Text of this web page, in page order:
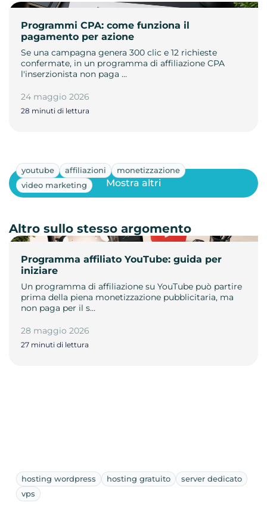
Programmi CPA: come funziona il
pagamento per azione
Se una campagna genera 300 clic e 12 richieste
confermate, in un programma di affiliazione CPA
l'inserzionista non paga …
24 maggio 2026
28 minuti di lettura
youtube affiliazioni
monetizzazione
video marketing
Programma affiliato YouTube: guida per
iniziare
Un programma di affiliazione su YouTube può partire
prima della piena monetizzazione pubblicitaria, ma
non paga per il s…
28 maggio 2026
27 minuti di lettura
Mostra altri
Altro sullo stesso argomento
hosting wordpress hosting gratuito
server dedicato
vps